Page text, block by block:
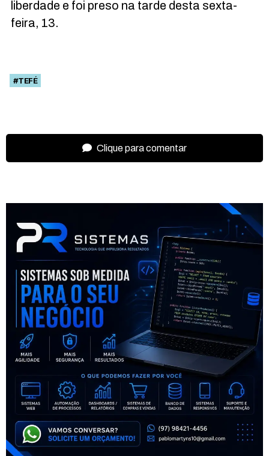
liberdade e foi preso na tarde desta sexta-
feira, 13.
#TEFÉ
Clique para comentar